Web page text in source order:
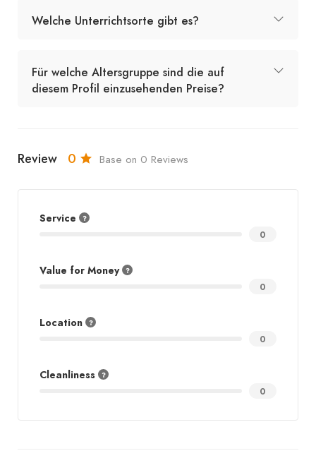
Welche Unterrichtsorte gibt es?
Für welche Altersgruppe sind die auf
diesem Profil einzusehenden Preise?
Review 0 Base on 0 Reviews
Service
0
Value for Money
0
Location
0
Cleanliness
0